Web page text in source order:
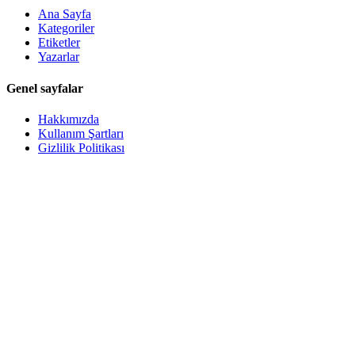
Ana Sayfa
Kategoriler
Etiketler
Yazarlar
Genel sayfalar
Hakkımızda
Kullanım Şartları
Gizlilik Politikası